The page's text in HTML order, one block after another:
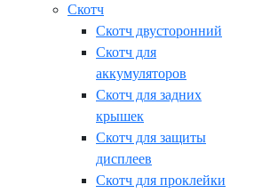
Скотч
Скотч двусторонний
Скотч для
аккумуляторов
Скотч для задних
крышек
Скотч для защиты
дисплеев
Скотч для проклейки